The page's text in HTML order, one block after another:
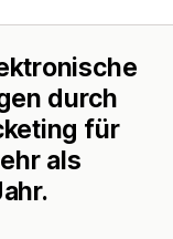
durch
für
als